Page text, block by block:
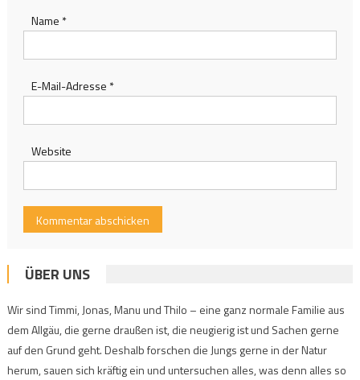
Name *
E-Mail-Adresse *
Website
ÜBER UNS
Wir sind Timmi, Jonas, Manu und Thilo – eine ganz normale Familie aus
dem Allgäu, die gerne draußen ist, die neugierig ist und Sachen gerne
auf den Grund geht. Deshalb forschen die Jungs gerne in der Natur
herum, sauen sich kräftig ein und untersuchen alles, was denn alles so